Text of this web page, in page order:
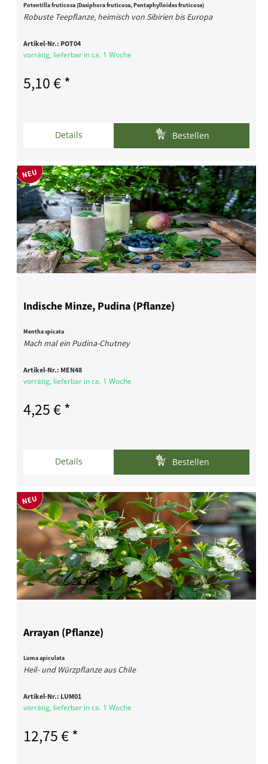
Potentilla fruticosa (Dasiphora fruticosa, Pentaphylloides fruticosa)
Robuste Teepflanze, heimisch von Sibirien bis Europa
Artikel-Nr.: POT04
vorrätig, lieferbar in ca. 1 Woche
5,10 € *
Details Bestellen
Indische Minze, Pudina (Pflanze)
Mentha spicata
Mach mal ein Pudina-Chutney
Artikel-Nr.: MEN48
vorrätig, lieferbar in ca. 1 Woche
4,25 € *
Details Bestellen
Arrayan (Pflanze)
Luma apiculata
Heil- und Würzpflanze aus Chile
Artikel-Nr.: LUM01
vorrätig, lieferbar in ca. 1 Woche
12,75 € *